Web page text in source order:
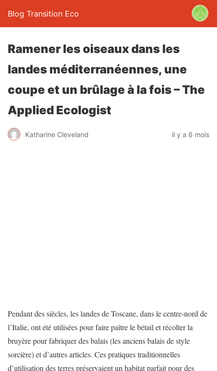
Blog Transition Eco
Ramener les oiseaux dans les
landes méditerranéennes, une
coupe et un brûlage à la fois – The
Applied Ecologist
Katharine Cleveland il y a 6 mois
Pendant des siècles, les landes de Toscane, dans le centre-nord de
l’Italie, ont été utilisées pour faire paître le bétail et récolter la
bruyère pour fabriquer des balais (les anciens balais de style
sorcière) et d’autres articles. Ces pratiques traditionnelles
d’utilisation des terres préservaient un habitat parfait pour des